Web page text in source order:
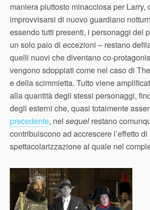
maniera piuttosto minacciosa per Larry,
improvvisarsi di nuovo guardiano
essendo tutti presenti, i personaggi del
un solo paio di eccezioni – restano
quelli nuovi che diventano co-
vengono sdoppiati come nel caso di
e della scimmietta. Tutto viene
alla quantità degli stessi personaggi,
degli esterni che, quasi totalmente
precedente, nel sequel restano
contribuiscono ad accrescere l’effetto di
spettacolarizzazione al quale nel